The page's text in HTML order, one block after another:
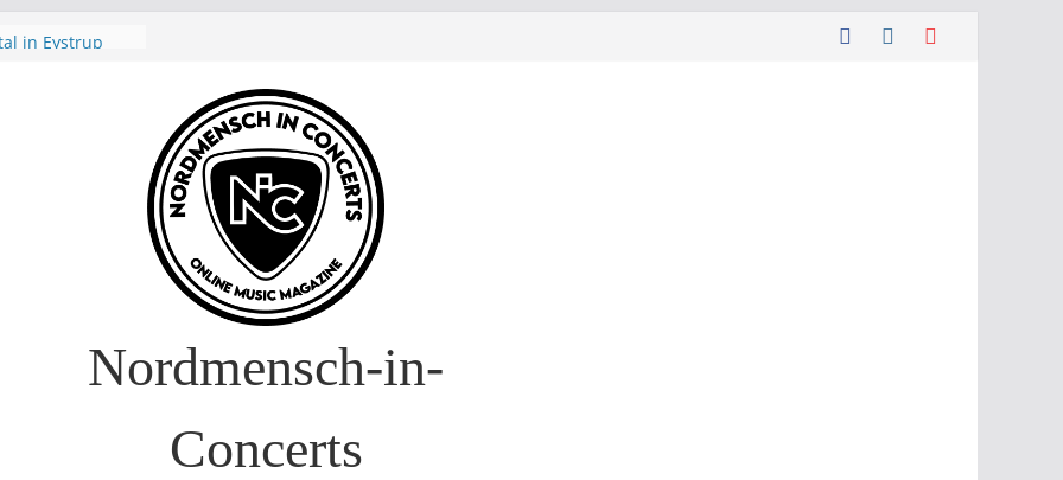
Europe
Nordmensch-in-
Concerts